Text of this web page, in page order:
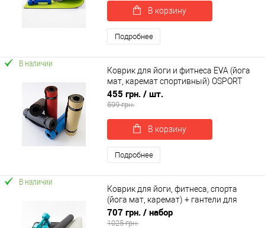
В корзину
Подробнее
В наличии
Коврик для йоги и фитнеса EVA (йога
мат, каремат спортивный) OSPORT
ECO Friendly Pro 4 мм (OF-0097)
455 грн. / шт.
599 грн.
В корзину
Подробнее
В наличии
Коврик для йоги, фитнеса, спорта
(йога мат, каремат) + гантели для
фитнеса 2шт по 2кг OSPORT Set 64 (n-
0094)
707 грн. / набор
1025 грн.